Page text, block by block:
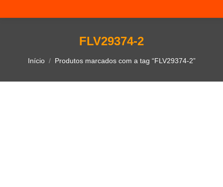
FLV29374-2
Você está aqui:
Início Produtos marcados com a tag “FLV29374-2”